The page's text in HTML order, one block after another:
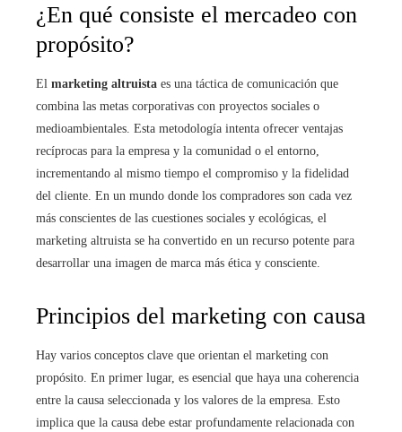
¿En qué consiste el mercadeo con
propósito?
El marketing altruista es una táctica de comunicación que
combina las metas corporativas con proyectos sociales o
medioambientales. Esta metodología intenta ofrecer ventajas
recíprocas para la empresa y la comunidad o el entorno,
incrementando al mismo tiempo el compromiso y la fidelidad
del cliente. En un mundo donde los compradores son cada vez
más conscientes de las cuestiones sociales y ecológicas, el
marketing altruista se ha convertido en un recurso potente para
desarrollar una imagen de marca más ética y consciente.
Principios del marketing con causa
Hay varios conceptos clave que orientan el marketing con
propósito. En primer lugar, es esencial que haya una coherencia
entre la causa seleccionada y los valores de la empresa. Esto
implica que la causa debe estar profundamente relacionada con